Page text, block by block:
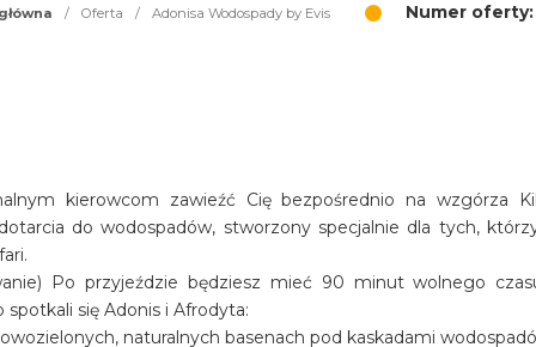
/ Oferta / Adonisa Wodospady by Evis Numer oferty:
kierowcom zawieźć Cię bezpośrednio na wzgórza
do wodospadów, stworzony specjalnie dla tych,
Po przyjeździe będziesz mieć 90 minut wolnego
się Adonis i Afrodyta:
naturalnych basenach pod kaskadami